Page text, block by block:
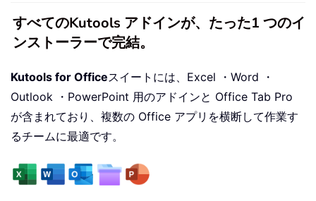
すべてのKutools アドインが、たった1 つのイ
ンストーラーで完結。
Kutools for Officeスイートには、Excel ・Word ・
Outlook ・PowerPoint 用のアドインと Office Tab Pro
が含まれており、複数の Office アプリを横断して作業す
るチームに最適です。